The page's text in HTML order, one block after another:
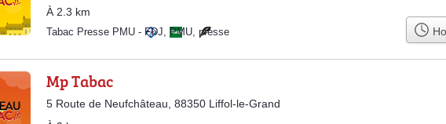
À 2.3 km
Tabac Presse PMU - FDJ PMU presse
Mp Tabac
5 Route de Neufchâteau, 88350 Liffol-le-Grand